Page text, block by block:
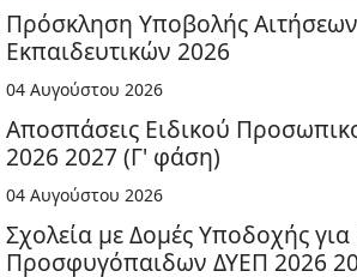
Πρόσκληση Υποβολής
Εκπαιδευτικών 2026
04 Αυγούστου 2026
Αποσπάσεις Ειδικού
2026 2027 (Γ' φάση)
04 Αυγούστου 2026
Σχολεία με Δομές Υποδοχής
Προσφυγόπαιδων ΔΥΕΠ 2026